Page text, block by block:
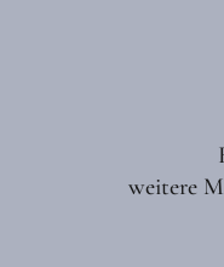
weitere